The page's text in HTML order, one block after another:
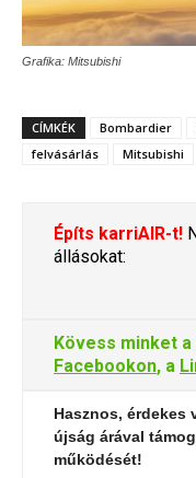
Grafika: Mitsubishi
CÍMKÉK Bombardier
felvásárlás
Mitsubishi
Építs karriAIR-t!
állásokat:
Kövess minket a
Facebookon, a
Hasznos, érdekes
újság árával
működését!